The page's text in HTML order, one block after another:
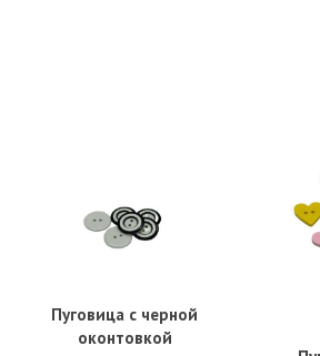
Пуговица с черной
оконтовкой